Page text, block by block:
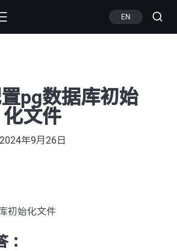
EN
pg数据库初始
化文件
2024年9月26日
初始化文件
：